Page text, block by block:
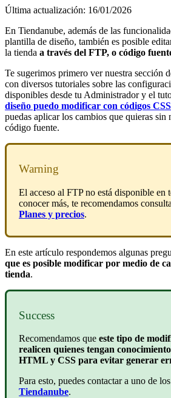
Última actualización: 16/01/2026
En Tiendanube, además de las
plantilla de diseño, también es posible
la tienda a través del FTP, o código
Te sugerimos primero ver nuestra sección
con diversos tutoriales sobre las
disponibles desde tu Administrador y el
diseño puedo modificar con códigos
puedas aplicar los cambios que quieras sin
código fuente.
Warning
El acceso al FTP no está disponible en
conocer más, te recomendamos
Planes y precios.
En este artículo respondemos algunas
que es posible modificar por medio de
tienda.
Success
Recomendamos que este tipo de
realicen quienes tengan
HTML y CSS para evitar generar
Para esto, puedes contactar a uno de los
Tiendanube.